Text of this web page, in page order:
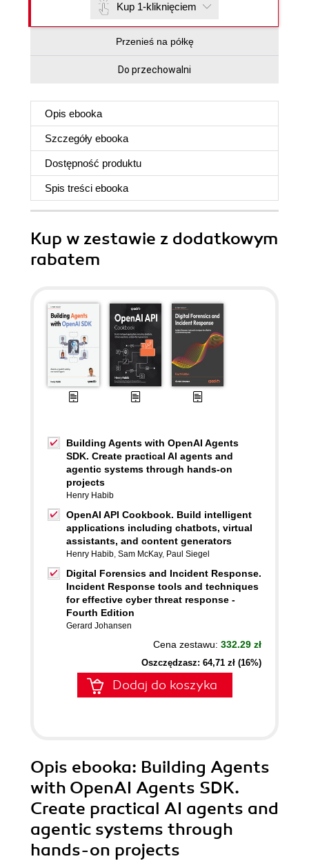
Kup 1-kliknięciem
Przenieś na półkę
Do przechowalni
Opis ebooka
Szczegóły ebooka
Dostępność produktu
Spis treści ebooka
Kup w zestawie z dodatkowym
rabatem
Building Agents with OpenAI Agents
SDK. Create practical AI agents and
agentic systems through hands-on
projects
Henry Habib
OpenAI API Cookbook. Build intelligent
applications including chatbots, virtual
assistants, and content generators
Henry Habib, Sam McKay, Paul Siegel
Digital Forensics and Incident Response.
Incident Response tools and techniques
for effective cyber threat response -
Fourth Edition
Gerard Johansen
Cena zestawu: 332.29 zł
Oszczędzasz: 64,71 zł (16%)
Dodaj do koszyka
Opis ebooka: Building Agents
with OpenAI Agents SDK.
Create practical AI agents and
agentic systems through
hands-on projects